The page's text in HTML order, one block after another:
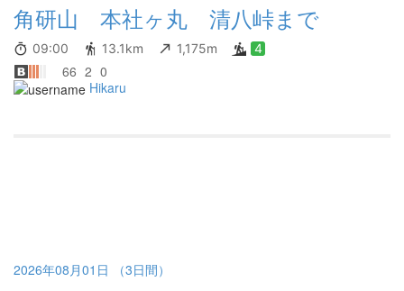
角研山 本社ヶ丸 清八峠まで
09:00 13.1km 1,175m 4
66 2 0
Hikaru
2026年08月01日 （3日間）